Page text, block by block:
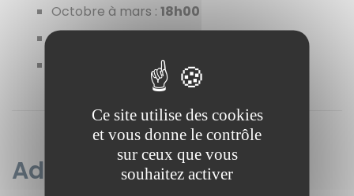
Octobre à mars : 18h00
Avril, mai, août, septembre :
22h00
Adresse
Ce site utilise des cookies
et vous donne le contrôle
sur ceux que vous
souhaitez activer